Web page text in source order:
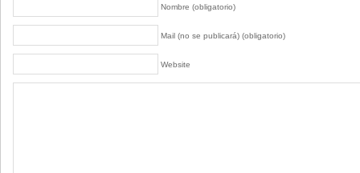
Nombre (obligatorio)
Mail (no se publicará) (obligatorio)
Website